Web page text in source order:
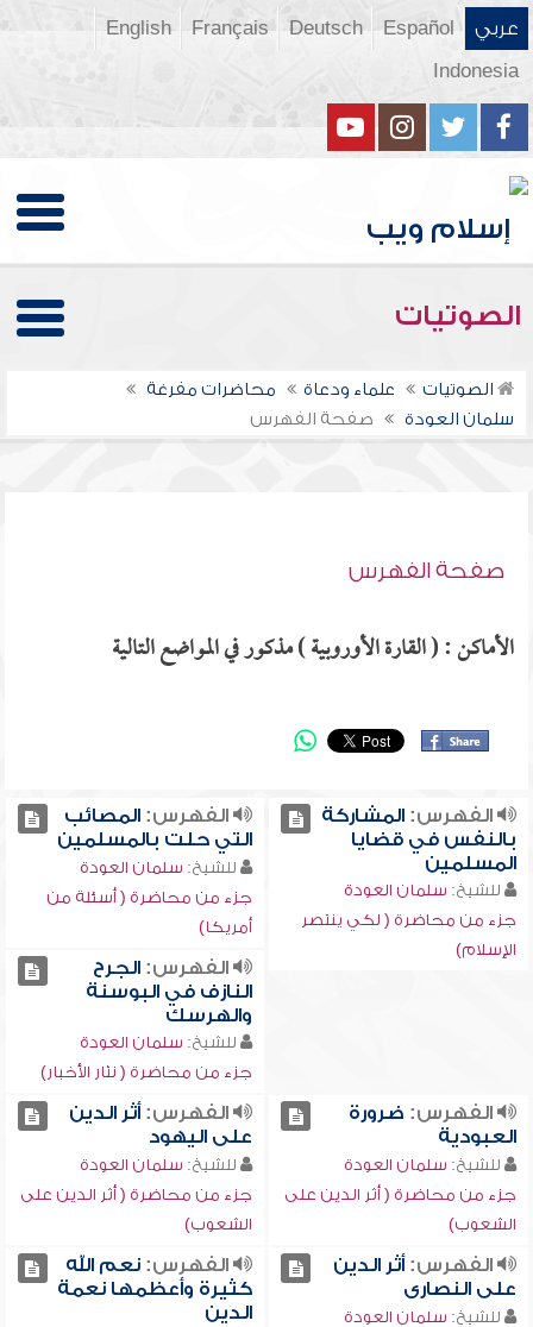
عربي Español
Deutsch
Français
English
Indonesia
الصوتيات
الصوتيات علماء ودعاة
محاضرات مفرغة
سلمان العودة
صفحة الفهرس
صفحة الفهرس
الأماكن : ( القارة الأوروبية ) مذكور في المواضع التالية
الفهرس:المشاركة
بالنفس في قضايا
المسلمين
للشيخ: سلمان العودة
جزء من محاضرة ( لكي ينتصر
الإسلام)
الفهرس:المصائب
التي حلت بالمسلمين
للشيخ: سلمان العودة
جزء من محاضرة ( أسئلة من
أمريكا)
الفهرس:الجرح
النازف في البوسنة
والهرسك
للشيخ: سلمان العودة
جزء من محاضرة ( نثار الأخبار)
الفهرس: ضرورة
العبودية
للشيخ: سلمان العودة
جزء من محاضرة ( أثر الدين على
الشعوب)
الفهرس:أثر الدين
على اليهود
للشيخ: سلمان العودة
جزء من محاضرة ( أثر الدين على
الشعوب)
الفهرس:أثر الدين
على النصارى
للشيخ: سلمان العودة
الفهرس:نعم الله
كثيرة وأعظمها نعمة
الدين